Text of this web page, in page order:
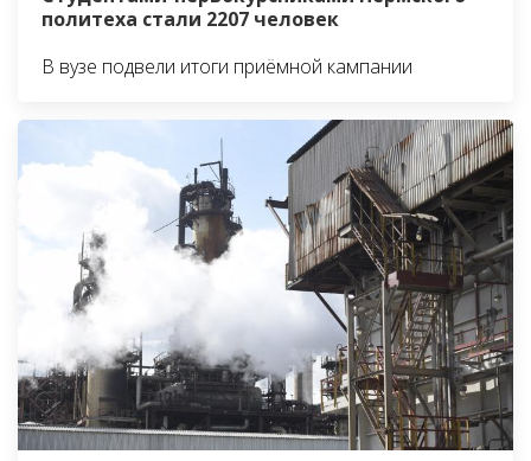
политеха стали 2207 человек
В вузе подвели итоги приёмной кампании